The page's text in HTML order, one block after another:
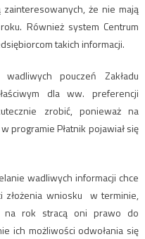
zainteresowanych, że nie mają
Również system Centrum
takich informacji.
pouczeń Zakładu
dla ww. preferencji
zrobić, ponieważ na
programie Płatnik pojawiał się
wadliwych informacji chce
złożenia wniosku w terminie,
na rok stracą oni prawo do
ich możliwości odwołania się